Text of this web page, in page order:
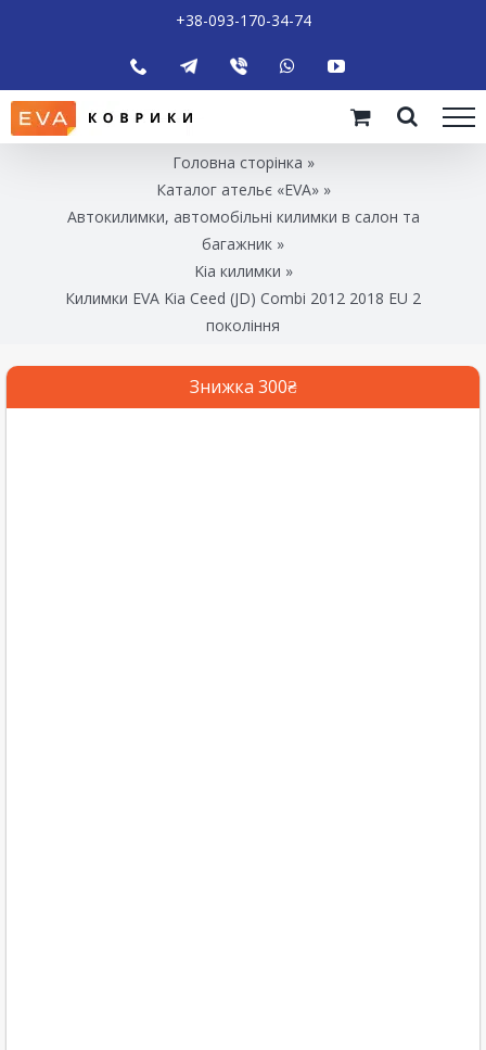
+38-093-170-34-74
Головна сторінка »
Каталог ательє «EVA»»
Автокилимки, автомобільні килимки в салон та
багажник »
Kia килимки »
Килимки EVA Kia Ceed (JD) Combi 2012 2018 EU 2
покоління
Знижка 300₴